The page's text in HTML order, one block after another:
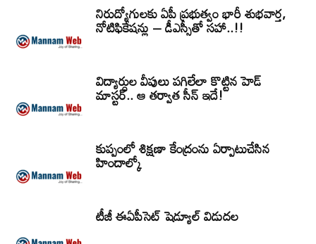
నిరుద్యోగులకు ఏపీ ప్రభుత్వం భారీ శుభవార్త,
నోటిఫికేషన్లు – డీఎస్సీతో సహా..!!
విద్యార్ధుల వీపులు పగిలేలా కొట్టిన హెడ్
మాస్టర్.. ఆ తర్వాత సీన్‌ ఇదే!
కుప్పంలో శిక్షణా కేంద్రంను ఏర్పాటుచేసిన
హిందాల్కో
టీజీ ఈఏపీసెట్‌ షెడ్యూల్‌ విడుదల